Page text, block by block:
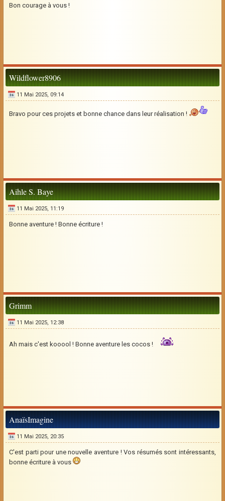
Bon courage à vous !
Wildflower8906
11 Mai 2025, 09:14
Bravo pour ces projets et bonne chance dans leur réalisation !
Aihle S. Baye
11 Mai 2025, 11:19
Bonne aventure ! Bonne écriture !
Grimm
11 Mai 2025, 12:38
Ah mais c'est kooool ! Bonne aventure les cocos !
AnaïsImagine
11 Mai 2025, 20:35
C'est parti pour une nouvelle aventure ! Vos résumés sont intéressants,
bonne écriture à vous